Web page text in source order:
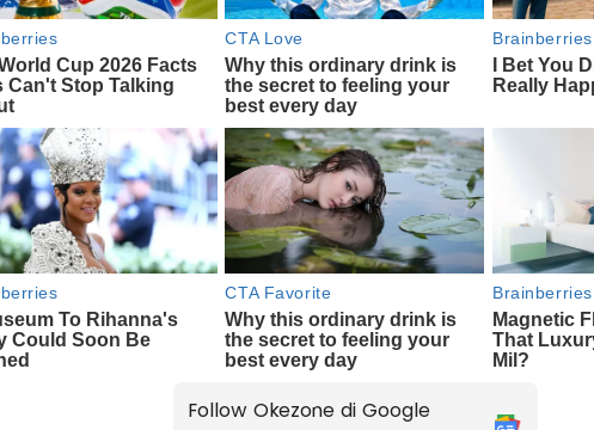
Follow Okezone di Google